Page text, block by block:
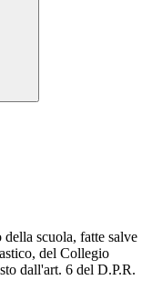
scuola, fatte salve
del Collegio
dall'art. 6 del D.P.R.